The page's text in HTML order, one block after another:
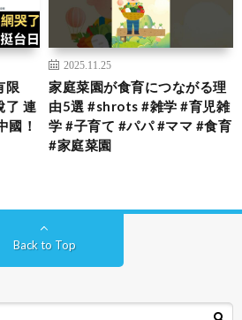
限
了 連
國！
2025.11.25
家庭菜園が食育につながる理
由5選 #shrots #雑学 #育児雑
学 #子育て #パパ #ママ #食育
#家庭菜園
Back to Top